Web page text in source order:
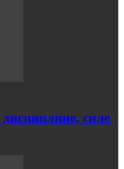
силе